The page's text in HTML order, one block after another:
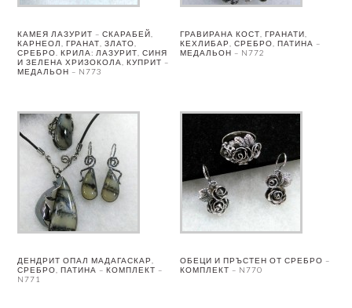
КАМЕЯ ЛАЗУРИТ – СКАРАБЕЙ,
КАРНЕОЛ, ГРАНАТ, ЗЛАТО,
СРЕБРО. КРИЛА: ЛАЗУРИТ, СИНЯ
И ЗЕЛЕНА ХРИЗОКОЛА, КУПРИТ –
МЕДАЛЬОН – N773
ГРАВИРАНА КОСТ, ГРАНАТИ,
КЕХЛИБАР, СРЕБРО, ПАТИНА –
МЕДАЛЬОН – N772
ДЕНДРИТ ОПАЛ МАДАГАСКАР,
СРЕБРО, ПАТИНА – КОМПЛЕКТ –
N771
ОБЕЦИ И ПРЪСТЕН ОТ СРЕБРО –
КОМПЛЕКТ – N770